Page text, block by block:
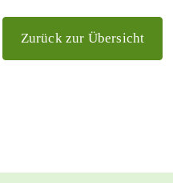
Zurück zur Übersicht